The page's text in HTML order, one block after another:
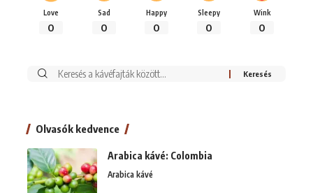
Love
0
Sad
0
Happy
0
Sleepy
0
Wink
0
Keresés:
Olvasók kedvence
Arabica kávé: Colombia
Arabica kávé